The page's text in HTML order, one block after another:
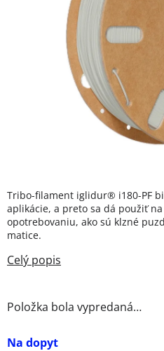
Na dopyt
Položka bola vypredaná…
Tribo-filament iglidur® i180-PF
aplikácie, a preto sa dá použiť
opotrebovaniu, ako sú klzné
matice.